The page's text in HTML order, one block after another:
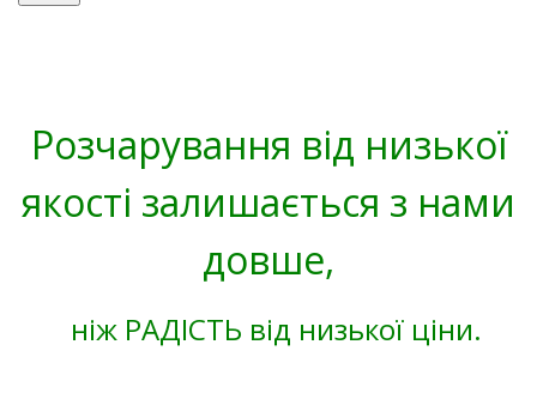
Розчарування від низької
якості залишається з нами
довше,
ніж РАДІСТЬ від низької ціни.